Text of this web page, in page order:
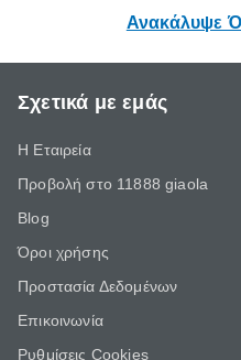
Ανακάλυψε
Σχετικά με εμάς
Η Εταιρεία
Προβολή στο 11888 giaola
Blog
Όροι χρήσης
Προστασία Δεδομένων
Επικοινωνία
Ρυθμίσεις Cookies